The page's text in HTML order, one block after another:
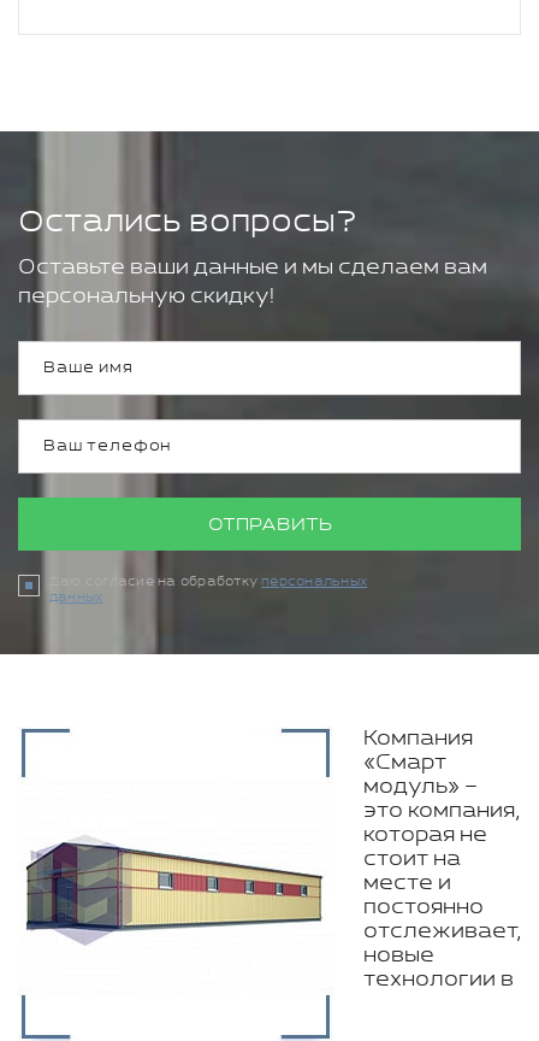
Остались вопросы?
Оставьте ваши данные и мы сделаем вам
персональную скидку!
ОТПРАВИТЬ
Даю согласие на обработку персональных
данных
Компания
«Смарт
модуль» –
это компания,
которая не
стоит на
месте и
постоянно
отслеживает,
новые
технологии в